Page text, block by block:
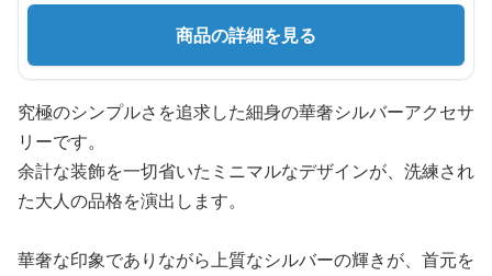
商品の詳細を見る
究極のシンプルさを追求した細身の華奢シルバーアクセサ
リーです。
余計な装飾を一切省いたミニマルなデザインが、洗練され
た大人の品格を演出します。
華奢な印象でありながら上質なシルバーの輝きが、首元を